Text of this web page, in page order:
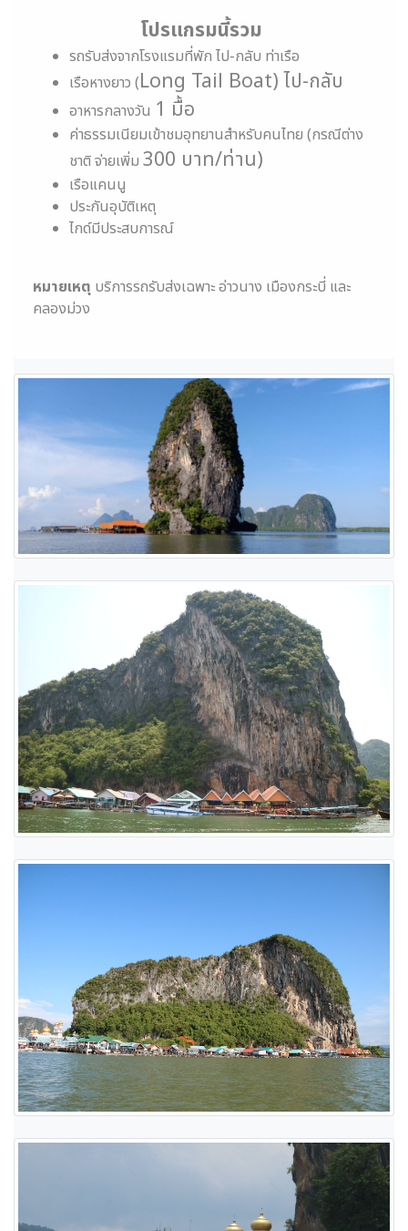
โปรแกรมนี้รวม
รถรับส่งจากโรงแรมที่พัก ไป-กลับ ท่าเรือ
เรือหางยาว (Long Tail Boat)ไป-กลับ
อาหารกลางวัน 1 มื้อ
ค่าธรรมเนียมเข้าชมอุทยานสำหรับคนไทย (กรณีต่าง
ชาติ จ่ายเพิ่ม 300 บาท/ท่าน)
เรือแคนนู
ประกันอุบัติเหตุ
ไกด์มีประสบการณ์
หมายเหตุ บริการรถรับส่งเฉพาะ อ่าวนาง เมืองกระบี่ และ
คลองม่วง